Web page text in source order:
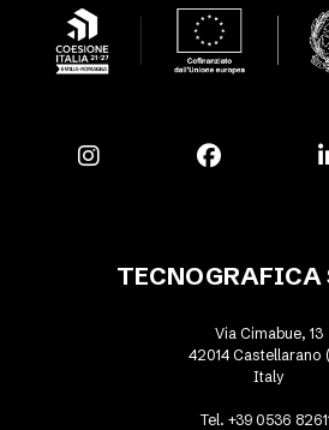
TECNOGRAFICA
Via Cimabue, 13
42014 Castellarano
Italy
Tel. +39 0536